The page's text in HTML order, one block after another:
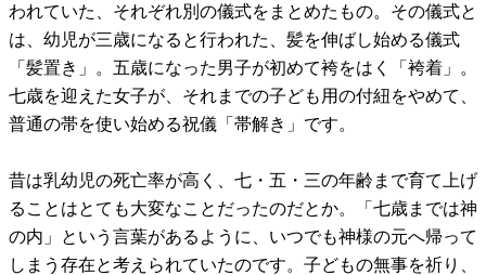
われていた、それぞれ別の儀式をまとめたもの。その儀式と
は、幼児が三歳になると行われた、髪を伸ばし始める儀式
「髪置き」。五歳になった男子が初めて袴をはく「袴着」。
七歳を迎えた女子が、それまでの子ども用の付紐をやめて、
普通の帯を使い始める祝儀「帯解き」です。
昔は乳幼児の死亡率が高く、七・五・三の年齢まで育て上げ
ることはとても大変なことだったのだとか。「七歳までは神
の内」という言葉があるように、いつでも神様の元へ帰って
しまう存在と考えられていたのです。子どもの無事を祈り、